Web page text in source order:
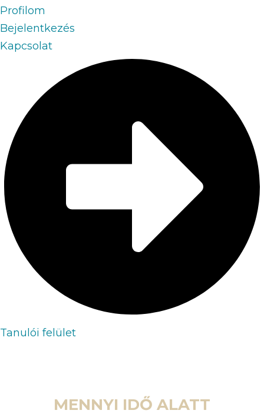
Profilom
Bejelentkezés
Kapcsolat
Tanulói felület
MENNYI IDŐ ALATT